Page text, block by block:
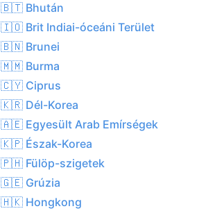
🇧🇹 Bhután
🇮🇴 Brit Indiai-óceáni Terület
🇧🇳 Brunei
🇲🇲 Burma
🇨🇾 Ciprus
🇰🇷 Dél-Korea
🇦🇪 Egyesült Arab Emírségek
🇰🇵 Észak-Korea
🇵🇭 Fülöp-szigetek
🇬🇪 Grúzia
🇭🇰 Hongkong